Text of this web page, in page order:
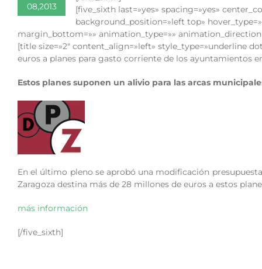
08,2013
[five_sixth last=»yes» spacing=»yes»
background_position=»left top»
margin_bottom=»» animation_type=»»
[title size=»2″ content_align=»left» style_type=»underline
euros a planes para gasto corriente de los ayuntamientos
Estos planes suponen un alivio para las arcas
En el último pleno se aprobó una modificación
Zaragoza destina más de 28 millones de euros a estos
más información
[/five_sixth]